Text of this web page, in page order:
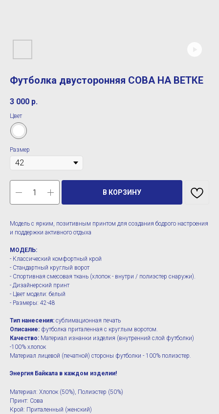
Футболка двусторонняя СОВА НА ВЕТКЕ
3 000 р.
Цвет
Размер
В КОРЗИНУ
Модель с ярким, позитивным принтом для создания бодрого настроения
и поддержки активного отдыха
МОДЕЛЬ:
- Классический комфортный крой
- Стандартный круглый ворот
- Спортивная смесовая ткань (хлопок - внутри / полиэстер снаружи).
- Дизайнерский принт
- Цвет модели: белый
- Размеры: 42-48
Тип нанесения: сублимационная печать
Описание: футболка приталенная с круглым воротом.
Качество: Материал изнанки изделия (внутренний слой футболки)
-100% хлопок
Материал лицевой (печатной) стороны футболки - 100% полиэстер.
Энергия Байкала в каждом изделии!
Материал: Хлопок (50%), Полиэстер (50%)
Принт: Сова
Крой: Приталенный (женский)